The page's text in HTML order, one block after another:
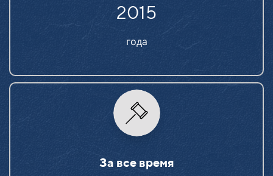
2015
года
За все время